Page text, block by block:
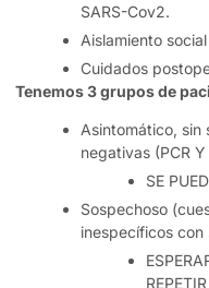
SARS-Cov2.
Aislamiento
Cuidados
Tenemos 3 grupos de
Asintomático, sin
negativas (PCR
SE
Sospechoso
inespecíficos